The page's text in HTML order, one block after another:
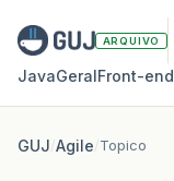
ARQUIVO
JavaGeralFront‑end
GUJ/Agile/Topico